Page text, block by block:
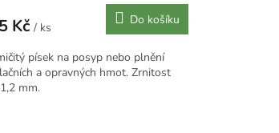
Kč / ks
Do košíku
písek na posyp nebo plnění
a opravných hmot. Zrnitost
mm.